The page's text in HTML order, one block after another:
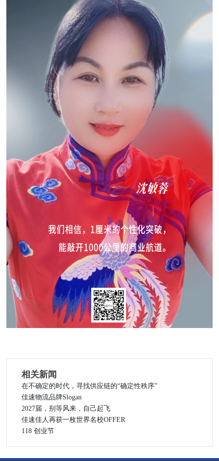
相关新闻
在不确定的时代，寻找供应链的“确定性秩序”
佳速物流品牌Slogan
2027届，别等风来，自己起飞
佳速佳人再获一枚世界名校OFFER
118 创业节